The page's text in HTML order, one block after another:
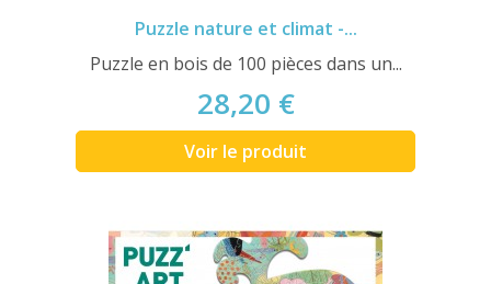
Puzzle nature et climat -...
Puzzle en bois de 100 pièces dans un...
28,20 €
Voir le produit